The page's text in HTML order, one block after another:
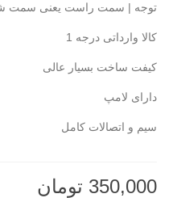
توجه | سمت راست یعنی سمت
کالا وارداتی درجه 1
کیفت ساخت بسیار عالی
دارای لامپ
سیم و اتصالات کامل
350,000 تومان